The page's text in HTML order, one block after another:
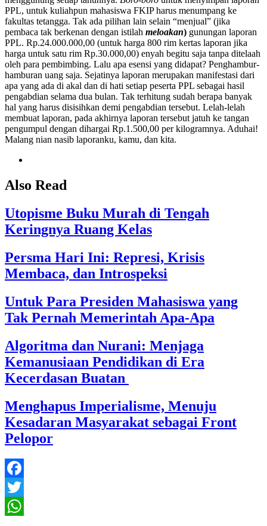
PPL, untuk kuliahpun mahasiswa FKIP harus menumpang ke
fakultas tetangga. Tak ada pilihan lain selain “menjual” (jika
pembaca tak berkenan dengan istilah meloakan) gunungan laporan
PPL. Rp.24.000.000,00 (untuk harga 800 rim kertas laporan jika
harga untuk satu rim Rp.30.000,00) enyah begitu saja tanpa ditelaah
oleh para pembimbing. Lalu apa esensi yang didapat? Penghambur-
hamburan uang saja. Sejatinya laporan merupakan manifestasi dari
apa yang ada di akal dan di hati setiap peserta PPL sebagai hasil
pengabdian selama dua bulan. Tak terhitung sudah berapa banyak
hal yang harus disisihkan demi pengabdian tersebut. Lelah-lelah
membuat laporan, pada akhirnya laporan tersebut jatuh ke tangan
pengumpul dengan dihargai Rp.1.500,00 per kilogramnya. Aduhai!
Malang nian nasib laporanku, kamu, dan kita.
Also Read
Utopisme Buku Murah di Tengah
Keringnya Ruang Kelas
Persma Hari Ini: Represi, Krisis
Membaca, dan Introspeksi
Untuk Para Presiden Mahasiswa yang
Tak Pernah Memerintah Apa-Apa
Algoritma dan Nurani: Menjaga
Kemanusiaan Pendidikan di Era
Kecerdasan Buatan
Menghapus Imperialisme, Menuju
Kesadaran Masyarakat sebagai Front
Pelopor
Facebook
Twitter